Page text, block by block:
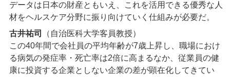
データは日本の財産ともいえ、これを活用できる優秀な人
材をヘルスケア分野に振り向けていく仕組みが必要だ。
古井祐司
（自治医科大学客員教授）
この40年間で会社員の平均年齢が7歳上昇し、職場におけ
る病気の発症率・死亡率は2倍に高まるなか、従業員の健
康に投資する企業としない企業の差が顕在化してきてい